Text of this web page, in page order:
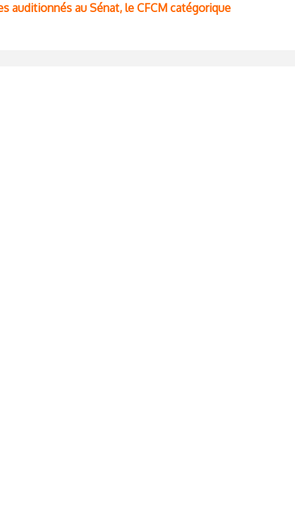
auditionnés au Sénat, le CFCM catégorique